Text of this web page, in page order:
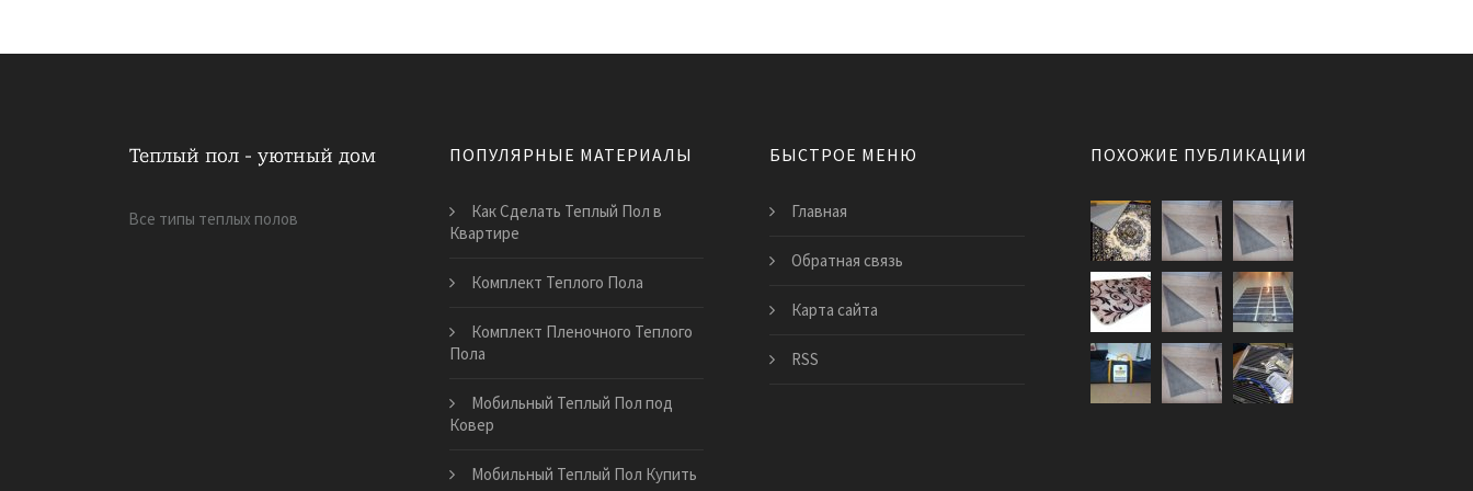
Все типы теплых полов
ПОПУЛЯРНЫЕ МАТЕРИАЛЫ
Как Сделать Теплый Пол в
Квартире
Комплект Теплого Пола
Комплект Пленочного Теплого
Пола
Мобильный Теплый Пол под
Ковер
Мобильный Теплый Пол Купить
БЫСТРОЕ МЕНЮ
Главная
Обратная связь
Карта сайта
RSS
ПОХОЖИЕ ПУБЛИКАЦИИ